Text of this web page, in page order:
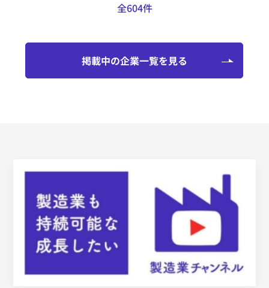
全604件
掲載中の企業一覧を見る